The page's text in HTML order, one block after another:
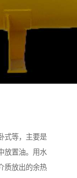
式等，主要是
放置油。用水
质放出的余热